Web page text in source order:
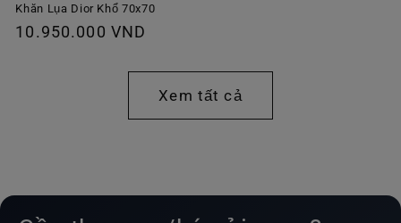
Khăn Lụa Dior Khổ 70x70
Giá
10.950.000 VND
Xem tất cả